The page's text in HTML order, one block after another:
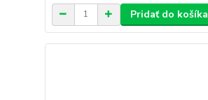
Pridať do košíka